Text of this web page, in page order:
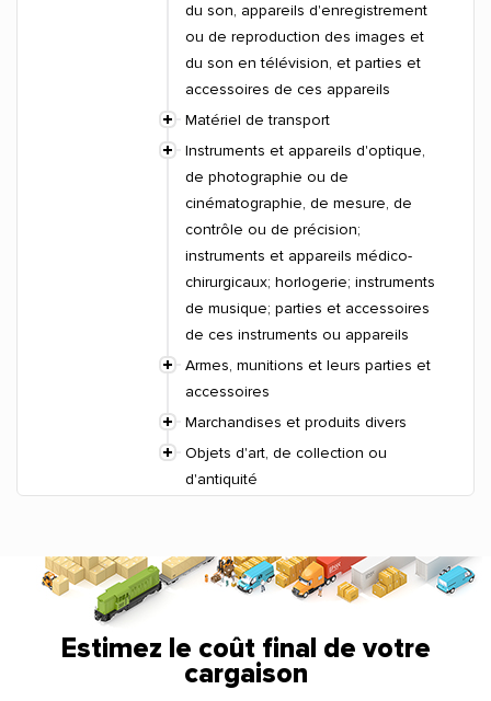
du son, appareils d'enregistrement
ou de reproduction des images et
du son en télévision, et parties et
accessoires de ces appareils
Matériel de transport
Instruments et appareils d'optique,
de photographie ou de
cinématographie, de mesure, de
contrôle ou de précision;
instruments et appareils médico-
chirurgicaux; horlogerie; instruments
de musique; parties et accessoires
de ces instruments ou appareils
Armes, munitions et leurs parties et
accessoires
Marchandises et produits divers
Objets d'art, de collection ou
d'antiquité
Estimez le coût final de votre
cargaison